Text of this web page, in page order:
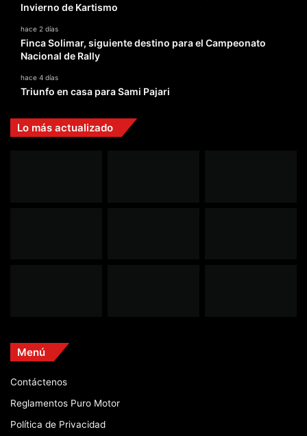
Invierno de Kartismo
hace 2 días
Finca Solimar, siguiente destino para el Campeonato
Nacional de Rally
hace 4 días
Triunfo en casa para Sami Pajari
Lo más actualizado
Menú
Contáctenos
Reglamentos Puro Motor
Política de Privacidad